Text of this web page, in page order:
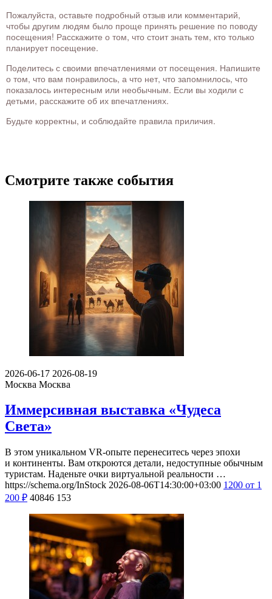
Пожалуйста, оставьте подробный отзыв или комментарий,
чтобы другим людям было проще принять решение по поводу
посещения! Расскажите о том, что стоит знать тем, кто только
планирует посещение.
Поделитесь с своими впечатлениями от посещения. Напишите
о том, что вам понравилось, а что нет, что запомнилось, что
показалось интересным или необычным. Если вы ходили с
детьми, расскажите об их впечатлениях.
Будьте корректны, и соблюдайте правила приличия.
Смотрите также события
2026-06-17 2026-08-19
Москва Москва
Иммерсивная выставка «Чудеса
Света»
В этом уникальном VR-опыте перенеситесь через эпохи
и континенты. Вам откроются детали, недоступные обычным
туристам. Наденьте очки виртуальной реальности …
https://schema.org/InStock 2026-08-06T14:30:00+03:00 1200 от 1
200 ₽ 40846 153